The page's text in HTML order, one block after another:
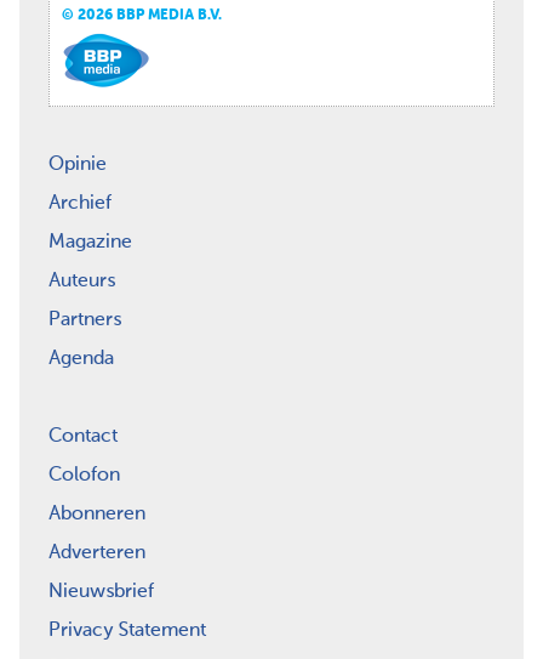
© 2026 BBP MEDIA B.V.
Opinie
Archief
Magazine
Auteurs
Partners
Agenda
Contact
Colofon
Abonneren
Adverteren
Nieuwsbrief
Privacy Statement